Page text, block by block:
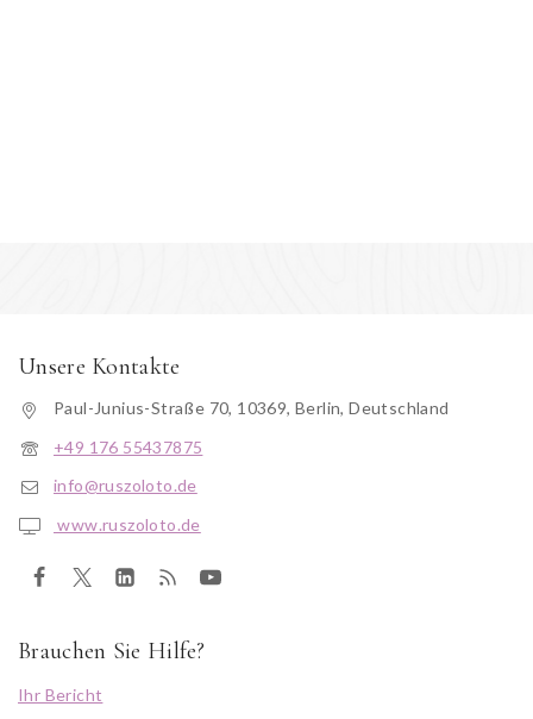
Unsere Kontakte
Paul-Junius-Straße 70, 10369, Berlin, Deutschland
+49 176 55437875
info@ruszoloto.de
www.ruszoloto.de
Brauchen Sie Hilfe?
Ihr Bericht